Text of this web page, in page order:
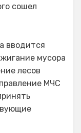
сошел
вводится
мусора
лесов
МЧС